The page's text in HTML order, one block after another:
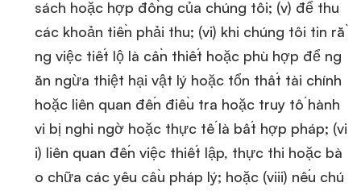
sách hoặc hợp đồng của chúng tôi; (v) để thu
các khoản tiền phải thu; (vi) khi chúng tôi tin rằ
ng việc tiết lộ là cần thiết hoặc phù hợp để ng
ăn ngừa thiệt hại vật lý hoặc tổn thất tài chính
hoặc liên quan đến điều tra hoặc truy tố hành
vi bị nghi ngờ hoặc thực tế là bất hợp pháp; (vi
i) liên quan đến việc thiết lập, thực thi hoặc bà
o chữa các yêu cầu pháp lý; hoặc (viii) nếu chú